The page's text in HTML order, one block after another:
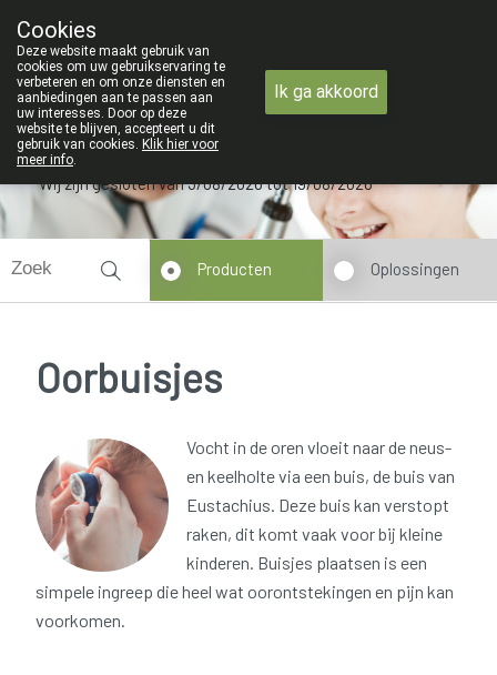
09 228 32 36
Wij zijn gesloten van 3/08/2026 tot 19/08/2026
Producten Oplossingen
Oorbuisjes
Vocht in de oren vloeit naar de neus-
en keelholte via een buis, de buis van
Eustachius. Deze buis kan verstopt
raken, dit komt vaak voor bij kleine
kinderen. Buisjes plaatsen is een
simpele ingreep die heel wat oorontstekingen en pijn kan
voorkomen.
Cookies
Deze website maakt gebruik van
cookies om uw gebruikservaring te
verbeteren en om onze diensten en
aanbiedingen aan te passen aan
uw interesses. Door op deze
website te blijven, accepteert u dit
gebruik van cookies. Klik hier voor
meer info.
Ik ga akkoord